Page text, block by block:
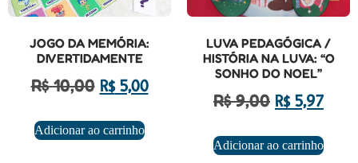
JOGO DA MEMÓRIA:
DIVERTIDAMENTE
R$10,00 R$5,00
Adicionar ao carrinho
LUVA PEDAGÓGICA /
HISTÓRIA NA LUVA: “O
SONHO DO NOEL”
R$9,00 R$5,97
Adicionar ao carrinho